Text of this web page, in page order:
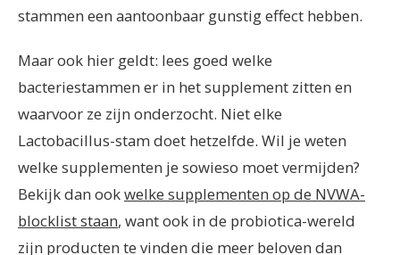
stammen een aantoonbaar gunstig effect hebben.
Maar ook hier geldt: lees goed welke
bacteriestammen er in het supplement zitten en
waarvoor ze zijn onderzocht. Niet elke
Lactobacillus-stam doet hetzelfde. Wil je weten
welke supplementen je sowieso moet vermijden?
Bekijk dan ookwelke supplementen op de NVWA-
blocklist staan, want ook in de probiotica-wereld
zijn producten te vinden die meer beloven dan